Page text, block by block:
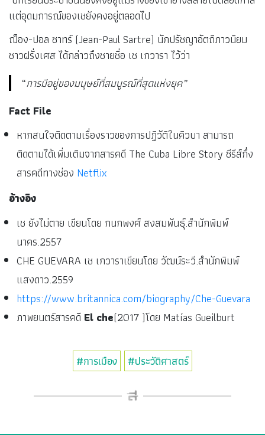
แต่อุดมการณ์ของเชยังคงอยู่ตลอดไป
ฌ็อง-ปอล ซาทร์ (Jean-Paul Sartre) นักปรัชญาอัตถิภาวนิยม
ชาวฝรั่งเศส ได้กล่าวถึงชายชื่อ เช เกวารา ไว้ว่า
“การมีอยู่ของมนุษย์ที่สมบูรณ์ที่สุดแห่งยุค”
Fact File
หากสนใจติดตามเรื่องราวของการปฏิวัติในคิวบา สามารถ
ติดตามได้เพิ่มเติมจากสารคดี The Cuba Libre Story ซีรีส์กึ่ง
สารคดีทางช่อง Netflix
อ้างอิง
เช ยังไม่ตาย เขียนโดย กนกพงศ์ สงสมพันธุ์.สำนักพิมพ์
นาคร.2557
CHE GUEVARA เช เกวาราเขียนโดย วัฒน์ระวี.สำนักพิมพ์
แสงดาว.2559
https://www.britannica.com/biography/Che-Guevara
ภาพยนตร์สารคดี El che(2017 )โดย Matías Gueilburt
#การเมือง #ประวัติศาสตร์